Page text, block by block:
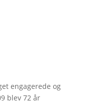
engagerede og
blev 72 år